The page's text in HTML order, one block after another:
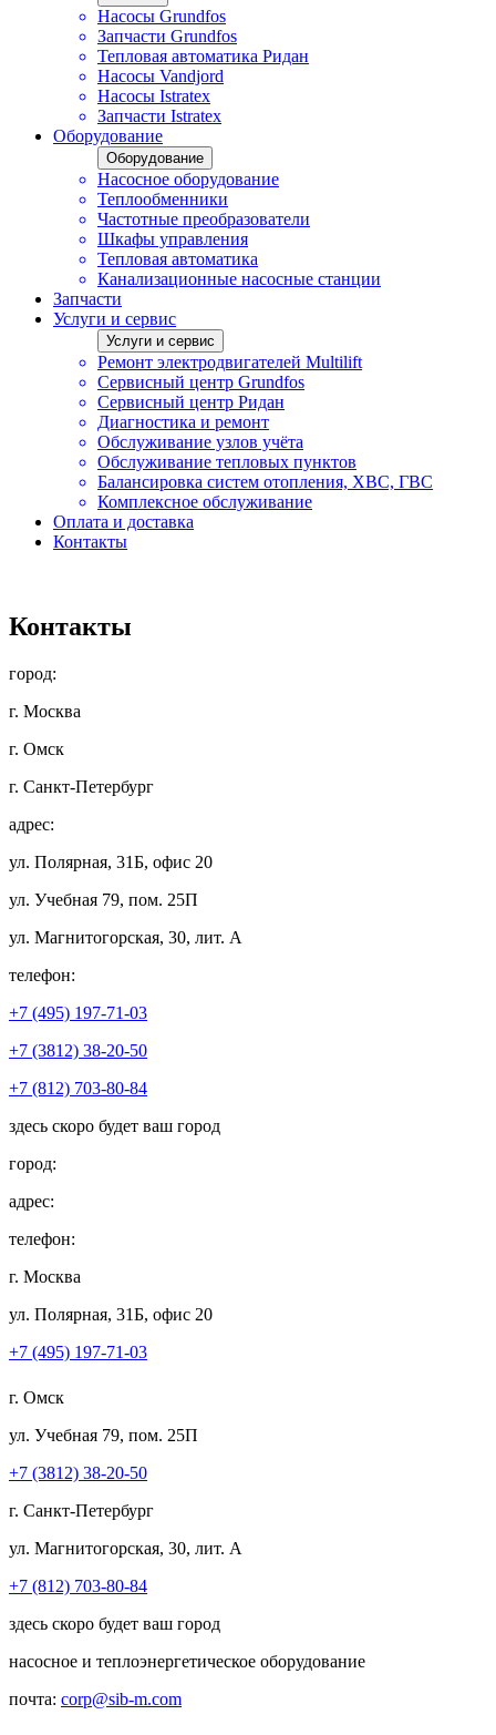
Насосы Grundfos
Запчасти Grundfos
Тепловая автоматика Ридан
Насосы Vandjord
Насосы Istratex
Запчасти Istratex
Оборудование
Оборудование
Насосное оборудование
Теплообменники
Частотные преобразователи
Шкафы управления
Тепловая автоматика
Канализационные насосные станции
Запчасти
Услуги и сервис
Услуги и сервис
Ремонт электродвигателей Multilift
Сервисный центр Grundfos
Сервисный центр Ридан
Диагностика и ремонт
Обслуживание узлов учёта
Обслуживание тепловых пунктов
Балансировка систем отопления, ХВС, ГВС
Комплексное обслуживание
Оплата и доставка
Контакты
Контакты
город:
г. Москва
г. Омск
г. Санкт-Петербург
адрес:
ул. Полярная, 31Б, офис 20
ул. Учебная 79, пом. 25П
ул. Магнитогорская, 30, лит. А
телефон:
+7 (495) 197-71-03
+7 (3812) 38-20-50
+7 (812) 703-80-84
здесь скоро будет ваш город
город:
адрес:
телефон:
г. Москва
ул. Полярная, 31Б, офис 20
+7 (495) 197-71-03
г. Омск
ул. Учебная 79, пом. 25П
+7 (3812) 38-20-50
г. Санкт-Петербург
ул. Магнитогорская, 30, лит. А
+7 (812) 703-80-84
здесь скоро будет ваш город
насосное и теплоэнергетическое оборудование
почта: corp@sib-m.com